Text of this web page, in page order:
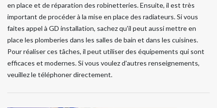
en place et de réparation des robinetteries. Ensuite, il est très
important de procéder à la mise en place des radiateurs. Si vous
faites appel à GD installation, sachez qu'il peut aussi mettre en
place les plomberies dans les salles de bain et dans les cuisines.
Pour réaliser ces tâches, il peut utiliser des équipements qui sont
efficaces et modernes. Si vous voulez d'autres renseignements,
veuillez le téléphoner directement.